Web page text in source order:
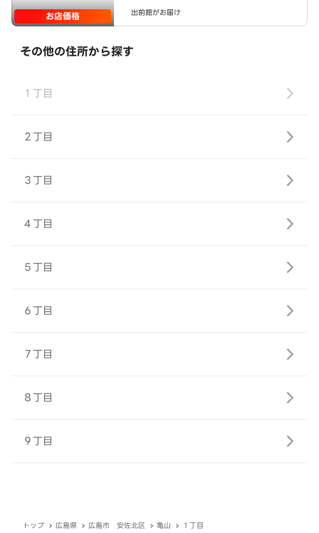
お店価格 出前館がお届け
その他の住所から探す
１丁目
２丁目
３丁目
４丁目
５丁目
６丁目
７丁目
８丁目
９丁目
トップ 広島県 広島市 安佐北区 亀山 １丁目